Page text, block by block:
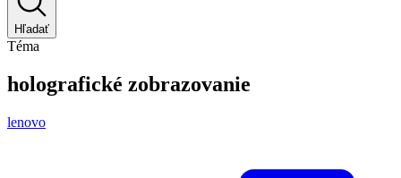
Hľadať
Téma
holografické zobrazovanie
lenovo